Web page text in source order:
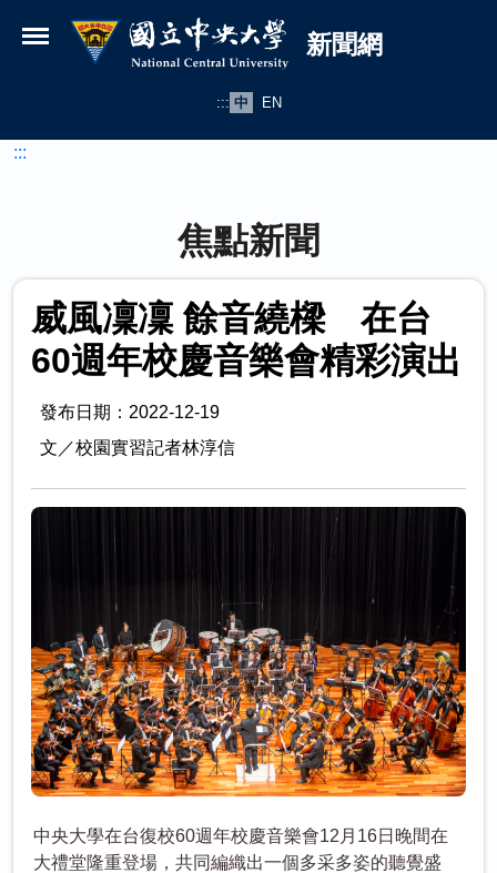
國立中央大學新聞網
新聞網
::: 中 EN
:::
焦點新聞
威風凜凜 餘音繞樑 在台
60週年校慶音樂會精彩演出
發布日期：2022-12-19
文／校園實習記者林淳信
中央大學在台復校60週年校慶音樂會12月16日晚間在
大禮堂隆重登場，共同編織出一個多采多姿的聽覺盛